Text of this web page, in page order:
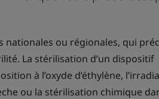
nationales ou régionales, qui
La stérilisation d’un dispositif
à l’oxyde d’éthylène,
ou la stérilisation chimique